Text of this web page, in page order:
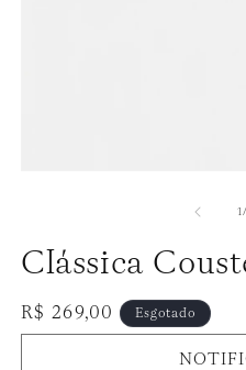
1/
Clássica
Preço
normal
R$ 269,00 Esgotado